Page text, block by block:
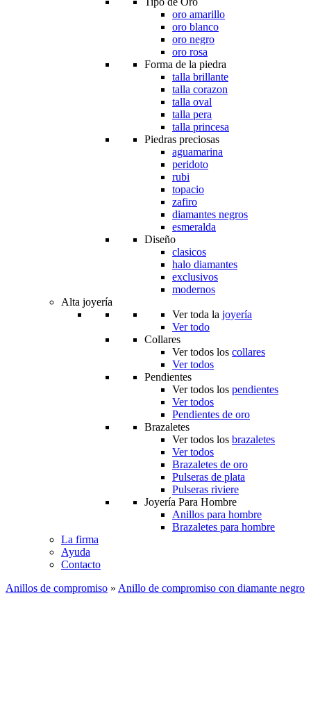
oro amarillo
oro blanco
oro negro
oro rosa
Forma de la piedra
talla brillante
talla corazon
talla oval
talla pera
talla princesa
Piedras preciosas
aguamarina
peridoto
rubi
topacio
zafiro
diamantes negros
esmeralda
Diseño
clasicos
halo diamantes
exclusivos
modernos
Alta joyería
Ver toda la joyería
Ver todo
Collares
Ver todos los collares
Ver todos
Pendientes
Ver todos los pendientes
Ver todos
Pendientes de oro
Brazaletes
Ver todos los brazaletes
Ver todos
Brazaletes de oro
Pulseras de plata
Pulseras riviere
Joyería Para Hombre
Anillos para hombre
Brazaletes para hombre
La firma
Ayuda
Contacto
Anillos de compromiso » Anillo de compromiso con diamante negro